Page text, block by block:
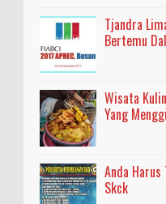
Tjandra
Bertemu
Wisata
Yang
Anda
Skck